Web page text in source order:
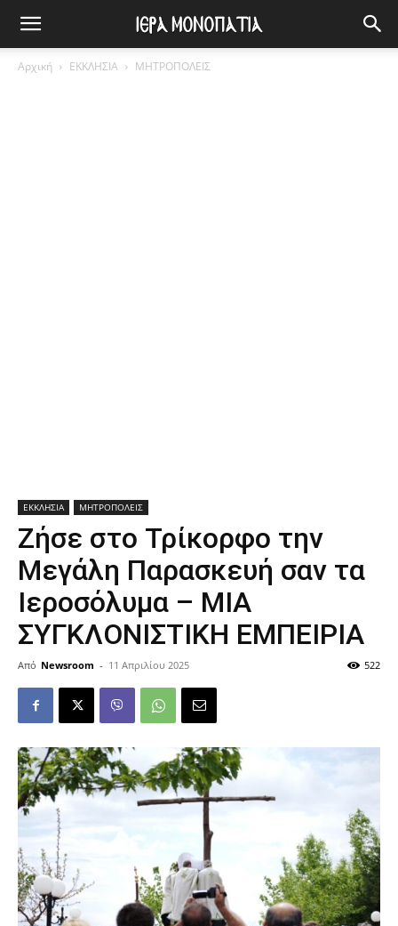
Αρχική ΕΚΚΛΗΣΙΑ ΜΗΤΡΟΠΟΛΕΙΣ
ΕΚΚΛΗΣΙΑ ΜΗΤΡΟΠΟΛΕΙΣ
Ζήσε στο Τρίκορφο την
Μεγάλη Παρασκευή σαν τα
Ιεροσόλυμα – ΜΙΑ
ΣΥΓΚΛΟΝΙΣΤΙΚΗ ΕΜΠΕΙΡΙΑ
Από Newsroom - 11 Απριλίου 2025 522